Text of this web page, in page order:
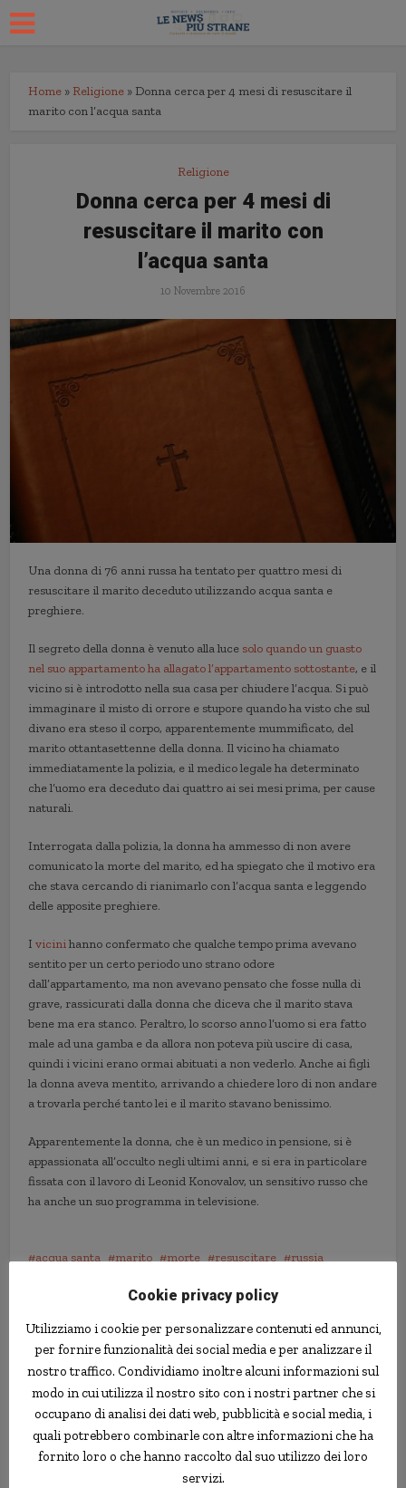
Home » Religione » Donna cerca per 4 mesi di resuscitare il
marito con l’acqua santa
Religione
Donna cerca per 4 mesi di
resuscitare il marito con
l’acqua santa
10 Novembre 2016
Una donna di 76 anni russa ha tentato per quattro mesi di
resuscitare il marito deceduto utilizzando acqua santa e
preghiere.
Il segreto della donna è venuto alla luce solo quando un guasto
nel suo appartamento ha allagato l’appartamento sottostante, e il
vicino si è introdotto nella sua casa per chiudere l’acqua. Si può
immaginare il misto di orrore e stupore quando ha visto che sul
divano era steso il corpo, apparentemente mummificato, del
marito ottantasettenne della donna. Il vicino ha chiamato
immediatamente la polizia, e il medico legale ha determinato
che l’uomo era deceduto dai quattro ai sei mesi prima, per cause
naturali.
Interrogata dalla polizia, la donna ha ammesso di non avere
comunicato la morte del marito, ed ha spiegato che il motivo era
che stava cercando di rianimarlo con l’acqua santa e leggendo
delle apposite preghiere.
Ivicinihanno confermato che qualche tempo prima avevano
sentito per un certo periodo uno strano odore
dall’appartamento, ma non avevano pensato che fosse nulla di
grave, rassicurati dalla donna che diceva che il marito stava
bene ma era stanco. Peraltro, lo scorso anno l’uomo si era fatto
male ad una gamba e da allora non poteva più uscire di casa,
quindi i vicini erano ormai abituati a non vederlo. Anche ai figli
la donna aveva mentito, arrivando a chiedere loro di non andare
a trovarla perché tanto lei e il marito stavano benissimo.
Apparentemente la donna, che è un medico in pensione, si è
appassionata all’occulto negli ultimi anni, e si era in particolare
fissata con il lavoro di Leonid Konovalov, un sensitivo russo che
ha anche un suo programma in televisione.
acqua santa marito morte resuscitare russia
Cookie privacy policy
Utilizziamo i cookie per personalizzare contenuti ed annunci,
per fornire funzionalità dei social media e per analizzare il
nostro traffico. Condividiamo inoltre alcuni informazioni sul
modo in cui utilizza il nostro sito con i nostri partner che si
occupano di analisi dei dati web, pubblicità e social media, i
quali potrebbero combinarle con altre informazioni che ha
fornito loro o che hanno raccolto dal suo utilizzo dei loro
servizi.